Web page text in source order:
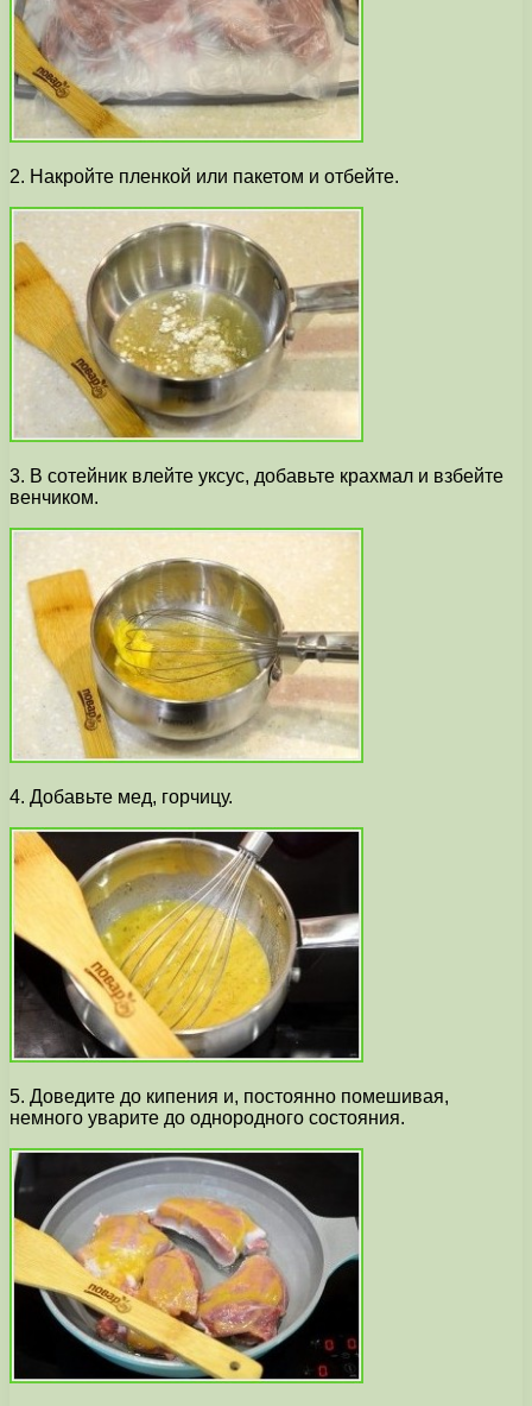
2. Накройте пленкой или пакетом и отбейте.
3. В сотейник влейте уксус, добавьте крахмал и взбейте
венчиком.
4. Добавьте мед, горчицу.
5. Доведите до кипения и, постоянно помешивая,
немного уварите до однородного состояния.